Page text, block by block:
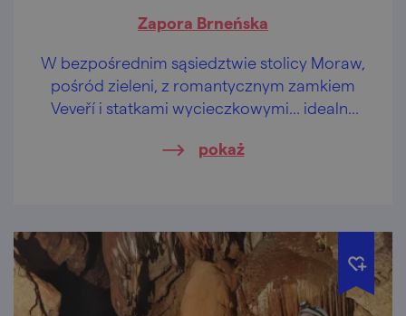
Zapora Brneńska
W bezpośrednim sąsiedztwie stolicy Moraw,
pośród zieleni, z romantycznym zamkiem
Veveří i statkami wycieczkowymi… idealny
pokaż